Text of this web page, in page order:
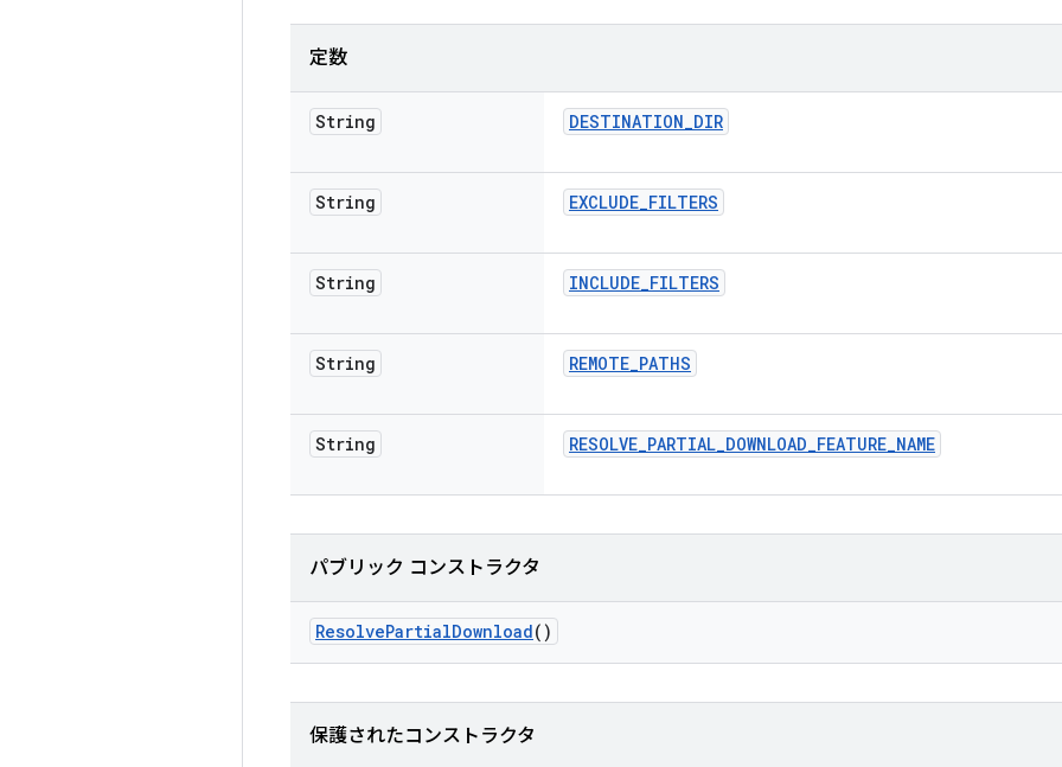
定数
String DESTINATION_DIR
String EXCLUDE_FILTERS
String INCLUDE_FILTERS
String REMOTE_PATHS
String RESOLVE_PARTIAL_DOWNLOAD_FEATURE_NAME
パブリック コンストラクタ
ResolvePartialDownload()
保護されたコンストラクタ